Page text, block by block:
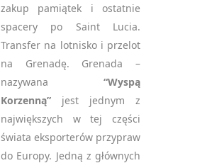
zakup pamiątek i ostatnie
spacery po Saint Lucia.
Transfer na lotnisko i przelot
na Grenadę. Grenada –
nazywana “Wyspą
Korzenną” jest jednym z
największych w tej części
świata eksporterów przypraw
do Europy. Jedną z głównych